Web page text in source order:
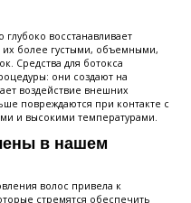
восстанавливает
их более густыми, объемными,
Средства для ботокса
они создают на
воздействие внешних
повреждаются при контакте с
и высокими температурами.
в нашем
волос привела к
стремятся обеспечить